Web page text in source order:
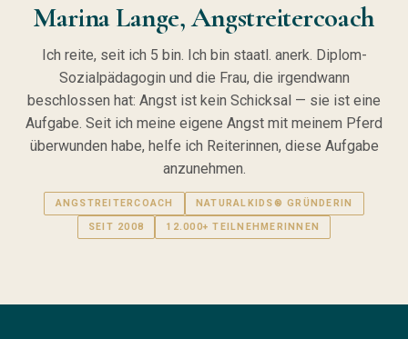
Marina Lange, Angstreitercoach
Ich reite, seit ich 5 bin. Ich bin staatl. anerk. Diplom-
Sozialpädagogin und die Frau, die irgendwann
beschlossen hat: Angst ist kein Schicksal — sie ist eine
Aufgabe. Seit ich meine eigene Angst mit meinem Pferd
überwunden habe, helfe ich Reiterinnen, diese Aufgabe
anzunehmen.
ANGSTREITERCOACH
NATURALKIDS® GRÜNDERIN
SEIT 2008
12.000+ TEILNEHMERINNEN